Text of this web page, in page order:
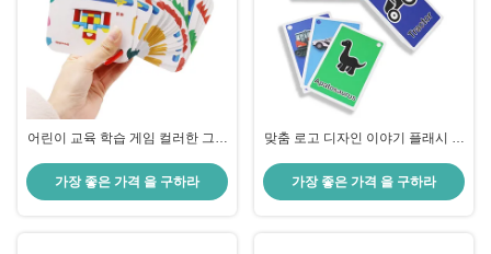
어린이 교육 학습 게임 컬러한 그래
가장 좋은 가격 을 구하라
맞춤 로고 디자인 이야기 플래시 카
학습
가장 좋은 가격 을 구하라